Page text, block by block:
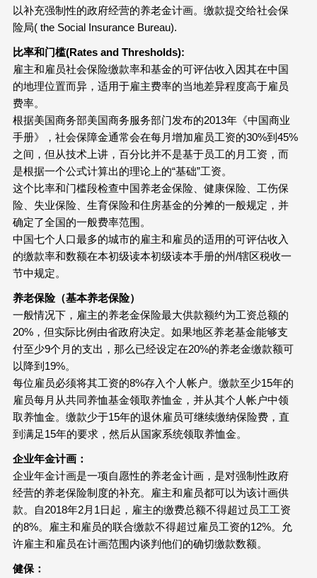
以补充强制性的政府经营的养老金计画。缴款提交给社会保
险局( the Social Insurance Bureau).
比率和门槛(Rates and Thresholds):
雇主和雇员社会保险缴款率和基金的可评估收入因其在中国
的地理位置而异，适用于雇主费率的当地差异程度高于雇员
费率。
根据美国商务部美国商务服务部门发布的2013年《中国商业
手册》，社会保障金通常会在每月增加雇员工资的30%到45%
之间，但从技术上讲，百分比并不是基于员工的月工资，而
是根据一个公式计算出的理论上的“基础”工资。
这个比率和门槛段检查中国养老金保险、健康保险、工伤保
险、失业保险、生育保险和住房基金的分摊的一般规定，并
确定了全国的一般费率范围。
中国七个人口最多的城市的雇主和雇员的适用的可评估收入
的缴款率和数额在本初级读本初级读本手册的州/辖区税收一
节中规定。
养老保险（基本养老保险）
一般情况下，雇主的养老金保险最大供款额约为工资总额的
20%，但实际比例由省政府决定。如果地区养老基金能够支
付至少9个月的支出，那么已经设定在20%的养老金缴款额可
以降到19%。
每位雇员必须将其工资的8%存入个人帐户。缴款至少15年的
雇员每月从共同养恤基金领取养恤金，并从其个人帐户中领
取养恤金。缴款少于15年的退休雇员可继续缴纳保险费，直
到满足15年的要求，然后从国家系统领取养恤金。
企业年金计画：
企业年金计画是一项自愿性的养老金计画，是对强制性政府
经营的养老保险制度的补充。雇主和雇员都可以为该计画供
款。自2018年2月1日起，雇主的缴费总额不得超过员工工资
的8%。雇主和雇员的联合缴款不得超过雇员工资的12%。允
许雇主和雇员在计画范围内谈判他们的确切缴款数额。
健保：